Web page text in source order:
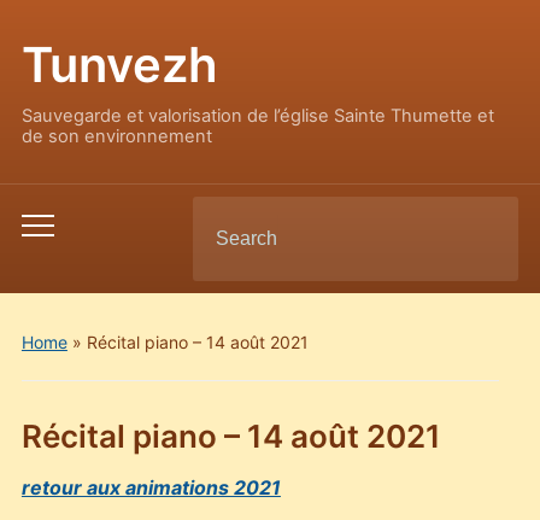
Tunvezh
Sauvegarde et valorisation de l’église Sainte Thumette et
de son environnement
Toggle
menu
for:
Home» Récital piano – 14 août 2021
Récital piano – 14 août 2021
retour aux animations 2021